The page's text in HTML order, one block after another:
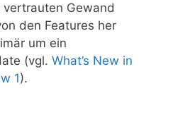
vertrauten Gewand
den Features her
um ein
(vgl. What’s New in
1).